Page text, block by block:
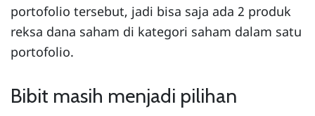
portofolio tersebut, jadi bisa saja ada 2 produk
reksa dana saham di kategori saham dalam satu
portofolio.
Bibit masih menjadi pilihan